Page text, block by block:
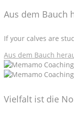
Aus dem Bauch
If your calves are
Aus dem Bauch
Vielfalt ist die